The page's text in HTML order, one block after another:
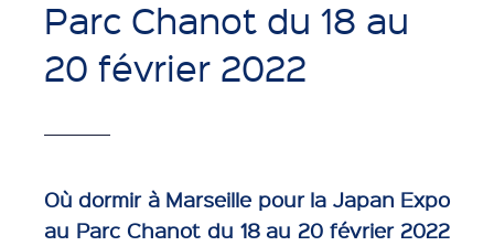
Parc Chanot du 18 au
20 février 2022
Où dormir à Marseille pour la Japan Expo
au Parc Chanot du 18 au 20 février 2022